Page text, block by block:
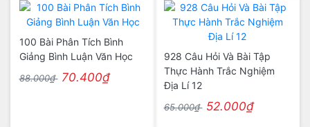
100 Bài Phân Tích Bình
Giảng Bình Luận Văn Học
88.000₫ 70.400₫
928 Câu Hỏi Và Bài Tập
Thực Hành Trắc Nghiệm
Địa Lí 12
65.000₫ 52.000₫